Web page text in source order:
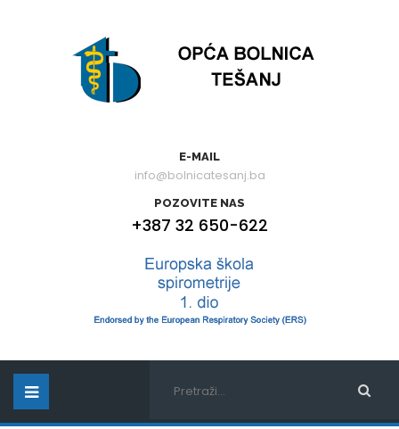
E-MAIL
info@bolnicatesanj.ba
POZOVITE NAS
+387 32 650-622